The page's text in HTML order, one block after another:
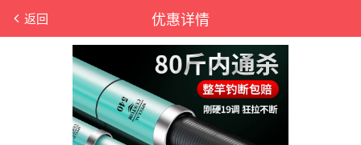
优惠详情
返回